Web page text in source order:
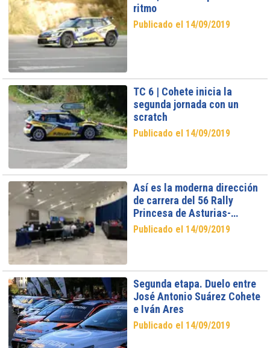
ritmo
Publicado el 14/09/2019
TC 6 | Cohete inicia la
segunda jornada con un
scratch
Publicado el 14/09/2019
Así es la moderna dirección
de carrera del 56 Rally
Princesa de Asturias-
Ciudad de Oviedo
Publicado el 14/09/2019
Segunda etapa. Duelo entre
José Antonio Suárez Cohete
e Iván Ares
Publicado el 14/09/2019